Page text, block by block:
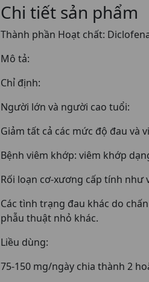
Chi tiết sản phẩm
Thành phần Hoạt chất:
Mô tả:
Chỉ định:
Người lớn và người cao tuổi:
Giảm tất cả các mức độ đau và
Bệnh viêm khớp: viêm khớp
Rối loạn cơ-xương cấp tính như
Các tình trạng đau khác do
phẫu thuật nhỏ khác.
Liều dùng:
75-150 mg/ngày chia thành 2